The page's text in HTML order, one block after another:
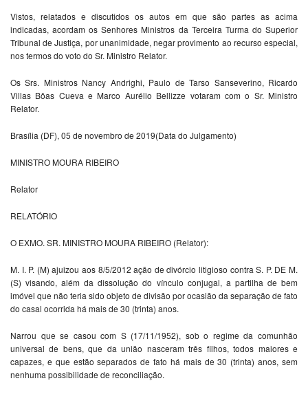
Vistos, relatados e discutidos os autos em que são partes as acima
indicadas, acordam os Senhores Ministros da Terceira Turma do Superior
Tribunal de Justiça, por unanimidade, negar provimento ao recurso especial,
nos termos do voto do Sr. Ministro Relator.
Os Srs. Ministros Nancy Andrighi, Paulo de Tarso Sanseverino, Ricardo
Villas Bôas Cueva e Marco Aurélio Bellizze votaram com o Sr. Ministro
Relator.
Brasília (DF), 05 de novembro de 2019(Data do Julgamento)
MINISTRO MOURA RIBEIRO
Relator
RELATÓRIO
O EXMO. SR. MINISTRO MOURA RIBEIRO (Relator):
M. I. P. (M) ajuizou aos 8/5/2012 ação de divórcio litigioso contra S. P. DE M.
(S) visando, além da dissolução do vínculo conjugal, a partilha de bem
imóvel que não teria sido objeto de divisão por ocasião da separação de fato
do casal ocorrida há mais de 30 (trinta) anos.
Narrou que se casou com S (17/11/1952), sob o regime da comunhão
universal de bens, que da união nasceram três filhos, todos maiores e
capazes, e que estão separados de fato há mais de 30 (trinta) anos, sem
nenhuma possibilidade de reconciliação.